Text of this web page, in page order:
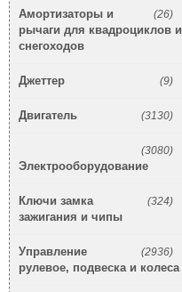
(26)
Амортизаторы и
рычаги для квадроциклов и
снегоходов
(9)
Джеттер
(3130)
Двигатель
(3080)
Электрооборудование
(324)
Ключи замка
зажигания и чипы
(2936)
Управление
рулевое, подвеска и колеса